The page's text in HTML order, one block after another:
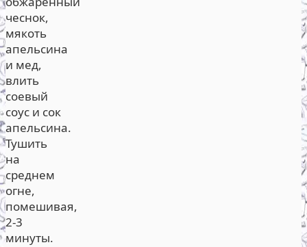
чеснок,
мякоть
апельсина
и мед,
влить
соевый
соус и сок
апельсина.
Тушить
на
среднем
огне,
помешивая,
2-3
минуты.